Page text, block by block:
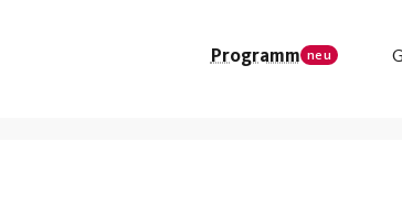
Programm neu